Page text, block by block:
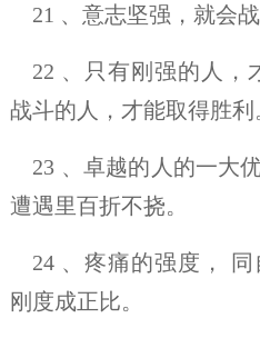
21 、意志坚强，就会战
22 、只有刚强的人，
战斗的人，才能取得胜利
23 、卓越的人的一大
遭遇里百折不挠。
24 、疼痛的强度，
刚度成正比。